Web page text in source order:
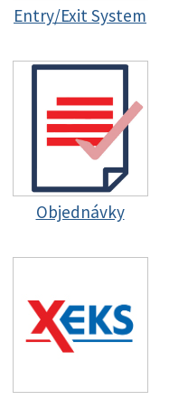
Entry/Exit System
Objednávky